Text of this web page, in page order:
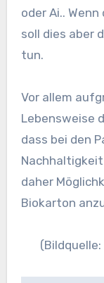
oder Ai..
soll dies aber
tun.
Vor allem
Lebensweise
dass bei den
daher
Biokarton
(Bildquelle: